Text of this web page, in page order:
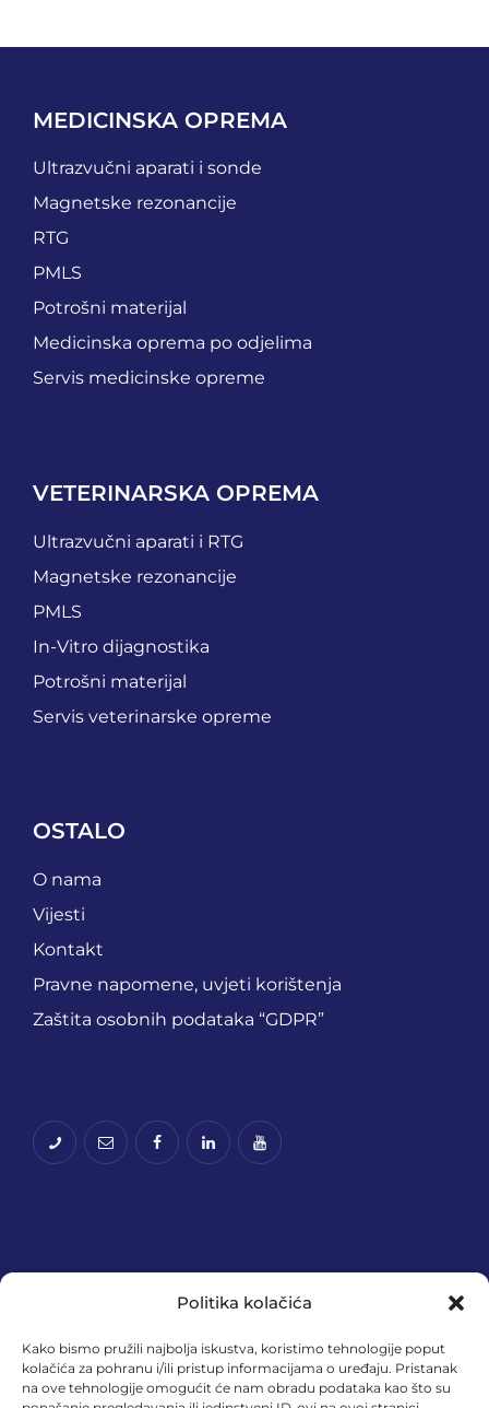
Politika kolačića
Kako bismo pružili najbolja iskustva, koristimo tehnologije poput
kolačića za pohranu i/ili pristup informacijama o uređaju. Pristanak
na ove tehnologije omogućit će nam obradu podataka kao što su
MEDICINSKA OPREMA
Ultrazvučni aparati i sonde
Magnetske rezonancije
RTG
PMLS
Potrošni materijal
Medicinska oprema po odjelima
Servis medicinske opreme
VETERINARSKA OPREMA
Ultrazvučni aparati i RTG
Magnetske rezonancije
PMLS
In-Vitro dijagnostika
Potrošni materijal
Servis veterinarske opreme
OSTALO
O nama
Vijesti
Kontakt
Pravne napomene, uvjeti korištenja
Zaštita osobnih podataka “GDPR”
Financira Europska unija – NextGenerationEU.